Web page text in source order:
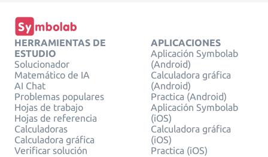
HERRAMIENTAS DE
ESTUDIO
Solucionador
Matemático de IA
AI Chat
Problemas populares
Hojas de trabajo
Hojas de referencia
Calculadoras
Calculadora gráfica
Verificar solución
APLICACIONES
Aplicación Symbolab
(Android)
Calculadora gráfica
(Android)
Practica (Android)
Aplicación Symbolab
(iOS)
Calculadora gráfica
(iOS)
Practica (iOS)